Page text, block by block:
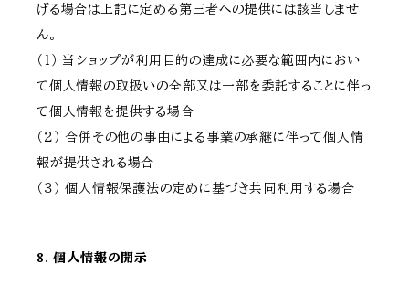
げる場合は上記に定める第三者への提供には該当しませ
ん。
（１） 当ショップが利用目的の達成に必要な範囲内におい
て個人情報の取扱いの全部又は一部を委託することに伴っ
て個人情報を提供する場合
（２） 合併その他の事由による事業の承継に伴って個人情
報が提供される場合
（３） 個人情報保護法の定めに基づき共同利用する場合
8. 個人情報の開示